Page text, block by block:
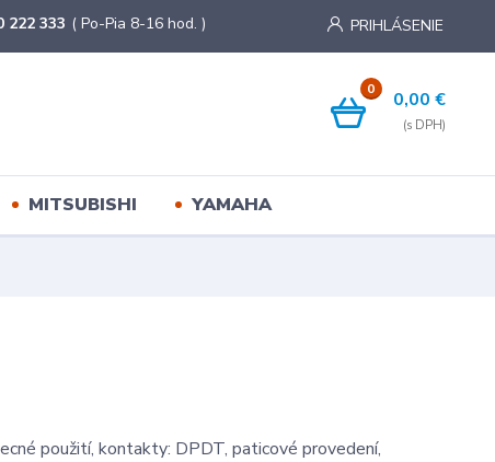
PRIHLÁSENIE
222 333 ( Po-Pia 8-16 hod. )
0 0,00 €
MITSUBISHI YAMAHA
použití, kontakty: DPDT, paticové provedení,